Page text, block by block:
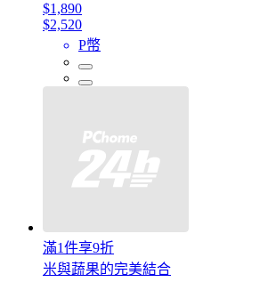
$1,890
$2,520
P幣
滿1件享9折
米與蔬果的完美結合